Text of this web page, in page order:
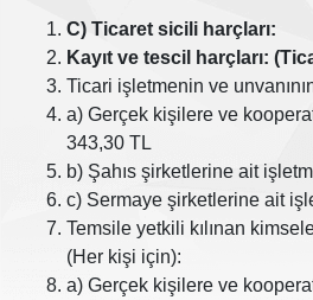
C) Ticaret sicili harçları:
Kayıt ve tescil harçları:
Ticari işletmenin ve
a) Gerçek kişilere ve
343,30 TL
b) Şahıs şirketlerine ait
c) Sermaye şirketlerine ait
Temsile yetkili kılınan
(Her kişi için):
a) Gerçek kişilere ve